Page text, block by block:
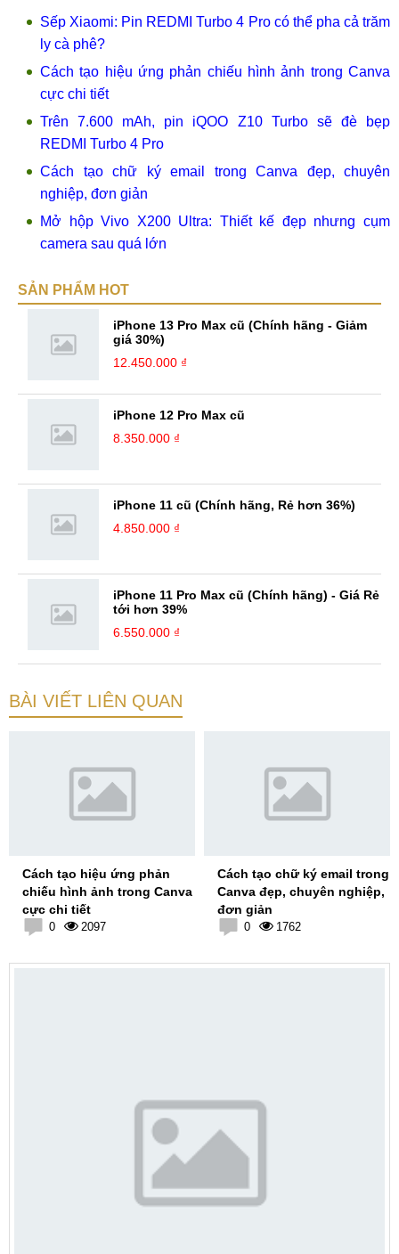
Sếp Xiaomi: Pin REDMI Turbo 4 Pro có thể pha cả trăm
ly cà phê?
Cách tạo hiệu ứng phản chiếu hình ảnh trong Canva
cực chi tiết
Trên 7.600 mAh, pin iQOO Z10 Turbo sẽ đè bẹp
REDMI Turbo 4 Pro
Cách tạo chữ ký email trong Canva đẹp, chuyên
nghiệp, đơn giản
Mở hộp Vivo X200 Ultra: Thiết kế đẹp nhưng cụm
camera sau quá lớn
SẢN PHẨM HOT
iPhone 13 Pro Max cũ (Chính hãng - Giảm
giá 30%)
12.450.000 ₫
iPhone 12 Pro Max cũ
8.350.000 ₫
iPhone 11 cũ (Chính hãng, Rẻ hơn 36%)
4.850.000 ₫
iPhone 11 Pro Max cũ (Chính hãng) - Giá Rẻ
tới hơn 39%
6.550.000 ₫
BÀI VIẾT LIÊN QUAN
Cách tạo hiệu ứng phản
chiếu hình ảnh trong Canva
cực chi tiết
0 2097
Cách tạo chữ ký email trong
Canva đẹp, chuyên nghiệp,
đơn giản
0 1762